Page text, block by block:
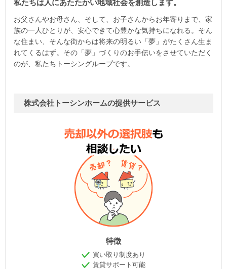
私たちは人にあたたかい地域社会を創造します。
お父さんやお母さん、そして、お子さんからお年寄りまで、家
族の一人ひとりが、安心できて心豊かな気持ちになれる。そん
な住まい、そんな街からは将来の明るい「夢」がたくさん生ま
れてくるはず。その「夢」づくりのお手伝いをさせていただく
のが、私たちトーシングループです。
株式会社トーシンホームの提供サービス
特徴
買い取り制度あり
賃貸サポート可能
家査定シミュレーター
お問い合わせ